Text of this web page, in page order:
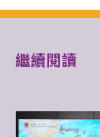
繼續閱讀